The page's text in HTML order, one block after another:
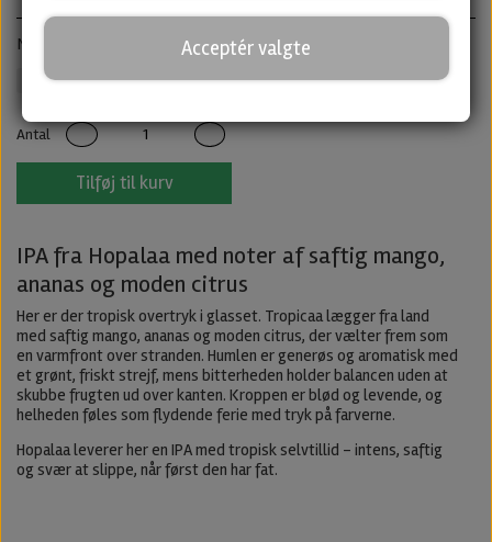
New England IPA · ABV: 6,5% · Dåse: 44 cl.
Hopalaa IPA Untappd
Antal
Tilføj til kurv
IPA fra Hopalaa med noter af saftig mango,
ananas og moden citrus
Her er der tropisk overtryk i glasset. Tropicaa lægger fra land
med saftig mango, ananas og moden citrus, der vælter frem som
en varmfront over stranden. Humlen er generøs og aromatisk med
et grønt, friskt strejf, mens bitterheden holder balancen uden at
skubbe frugten ud over kanten. Kroppen er blød og levende, og
helheden føles som flydende ferie med tryk på farverne.
Hopalaa leverer her en IPA med tropisk selvtillid – intens, saftig
og svær at slippe, når først den har fat.
Acceptér valgte